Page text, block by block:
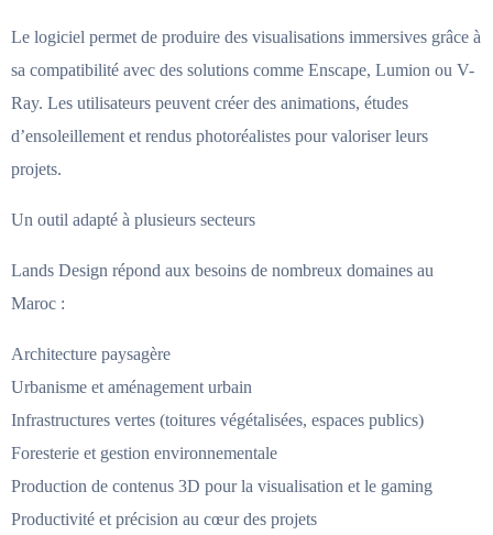
Le logiciel permet de produire des visualisations immersives grâce à
sa compatibilité avec des solutions comme Enscape, Lumion ou V-
Ray. Les utilisateurs peuvent créer des animations, études
d’ensoleillement et rendus photoréalistes pour valoriser leurs
projets.
Un outil adapté à plusieurs secteurs
Lands Design répond aux besoins de nombreux domaines au
Maroc :
Architecture paysagère
Urbanisme et aménagement urbain
Infrastructures vertes (toitures végétalisées, espaces publics)
Foresterie et gestion environnementale
Production de contenus 3D pour la visualisation et le gaming
Productivité et précision au cœur des projets